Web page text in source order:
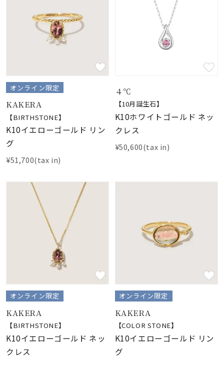
オンライン限定
KAKERA
【BIRTHSTONE】
K10イエローゴールド リン
グ
¥51,700(tax in)
４℃
【10月誕生石】
K10ホワイトゴールド ネッ
クレス
¥50,600(tax in)
オンライン限定
KAKERA
【BIRTHSTONE】
K10イエローゴールド ネッ
クレス
オンライン限定
KAKERA
【COLOR STONE】
K10イエローゴールド リン
グ